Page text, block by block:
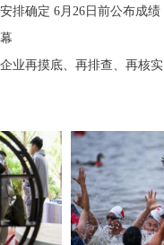
排确定 6月26日前公布成绩
业再摸底、再排查、再核实